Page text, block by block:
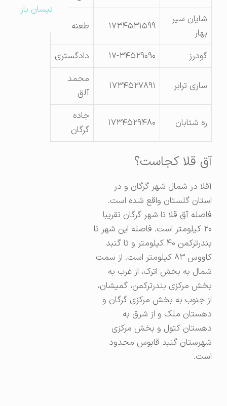
شایان سیر
۱۷۳۴۵۳۱۵۹۹ طعنه
گودرز ۱۷-۳۴۵۲۹۰۹۰ دادگستری
ساری ترابر ۱۷۳۴۵۲۷۸۹۱
محمد
ره شتابان ۱۷۳۴۵۲۹۴۸۰
جاده
گرگان
آق قلا کجاست؟
آقلا در شمال شهر گرگان و در
استان گلستان واقع شده است.
فاصله آق قلا تا شهر گرگان تقریبا
۲۰ کیلومتر است. فاصله این شهر تا
بندرترکمن ۴۰ کیلومتر و تا گنبد
کاووس ۸۳ کیلومتر است. از سمت
شمال به بخش اترک، از غرب به
بخش مرکزی بندرترکمن، گمیشان،
از جنوب به بخش مرکزی گرگان و
دهستان ملک و از شرق به
دهستان کتول و بخش مرکزی
شهرستان گنبد قابوس محدود
است.
نیسان بار